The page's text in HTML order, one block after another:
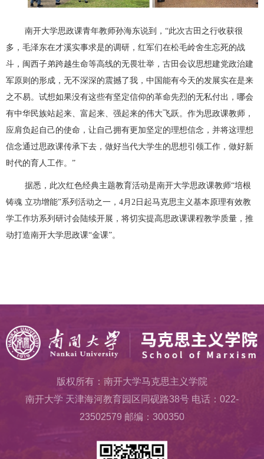
南开大学思政课青年教师孙海东说到，“此次古田之行收获很
多，毛泽东在才溪实事求是的调研，红军们在松毛岭舍生忘死的战
斗，闽西子弟跨越生命等高线的无畏壮举，古田会议思想建党政治建
军原则的形成，无不深深的震撼了我，中国能有今天的发展实在是来
之不易。试想如果没有这些有坚定信仰的革命先烈的无私付出，哪会
有中华民族站起来、富起来、强起来的伟大飞跃。作为思政课教师，
应肩负起自己的使命，让自己拥有更加坚定的理想信念，并将这理想
信念通过思政课传承下去，做好当代大学生的思想引领工作，做好新
时代的育人工作。”
据悉，此次红色经典主题教育活动是南开大学思政课教师“培根
铸魂 立功增能”系列活动之一，4月2日起马克思主义基本原理有效教
学工作坊系列研讨会陆续开展，将切实提高思政课课程教学质量，推
动打造南开大学思政课“金课”。
版权所有：南开大学马克思主义学院
南开大学 天津海河教育园区同砚路38号 电话：022-
23502579 邮编：300350